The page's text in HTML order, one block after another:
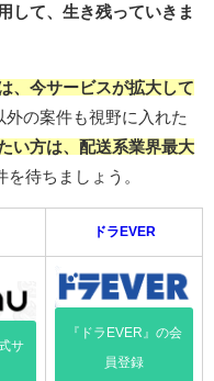
して、生き残っていきま
、今サービスが拡大して
外の案件も視野に入れた
い方は、配送系業界最大
待ちましょう。
ドラEVER
サ
『ドラEVER』の会
員登録